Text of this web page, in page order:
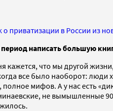
приватизации в России из
написать большую
кажется, что мы другой
все было наоборот: люди
мифов. А у нас есть
не вымышленные